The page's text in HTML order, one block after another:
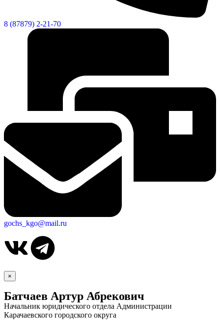
8 (87879) 2-21-70
gochs_kgo@mail.ru
×
Батчаев Артур Абрекович
Начальник юридического отдела Администрации
Карачаевского городского округа